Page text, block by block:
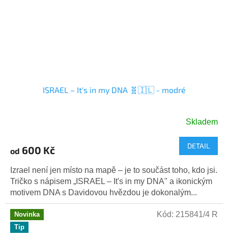
ISRAEL – It's in my DNA 🧬🇮🇱 - modré
Skladem
od 600 Kč DETAIL
Izrael není jen místo na mapě – je to součást toho, kdo jsi.
Tričko s nápisem „ISRAEL – It's in my DNA" a ikonickým
motivem DNA s Davidovou hvězdou je dokonalým...
Novinka
Tip
Kód: 215841/4 R